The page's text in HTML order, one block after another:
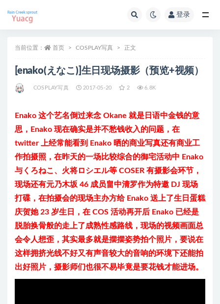
登录
当前位置： 首页 COSPLAY写真 正文
[enako(えなこ)]生日现场摄影（预览+视频）
COSPLAY写真 2017-05-20 2 6.8K
Enako 这个艺名倒过来念 Okane 就是日语中金钱的意
思，Enako 现在确实是并不愁钱收入的问题，在
twitter 上经常能看到 Enako 晒的商业写真还有商业工
作拍摄照，在昨天的一场比较综合的御宅活动中 Enako
与くろねこ、火将ロシエル等 COSER 有摄影会环节，
现场还有元乃木坂 46 成员畠中清罗作为特邀 DJ 现场
打碟，在拍摄会的现场主办方给 Enako 送上了生日蛋糕
庆贺她 23 岁生日，在 COS 活动再开后 Enako 已经是
脱胎换骨般的走上了成熟性感路线，现场的视频画面总
会令人想歪，其实最多就是摆摆姿势拍个照片，要说在
这样拥挤光线不好又有声音较大的音响的环境下还能拍
出好照片，摄影师们也很不易毕竟是要花钱才能进场。